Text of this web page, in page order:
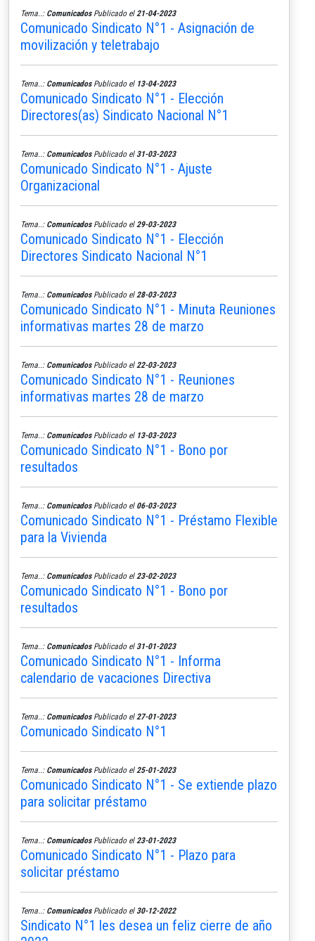
Tema..: ComunicadosPublicado el 21-04-2023
Comunicado Sindicato N°1 - Asignación de
movilización y teletrabajo
Tema..: ComunicadosPublicado el 13-04-2023
Comunicado Sindicato N°1 - Elección
Directores(as) Sindicato Nacional N°1
Tema..: ComunicadosPublicado el 31-03-2023
Comunicado Sindicato N°1 - Ajuste
Organizacional
Tema..: ComunicadosPublicado el 29-03-2023
Comunicado Sindicato N°1 - Elección
Directores Sindicato Nacional N°1
Tema..: ComunicadosPublicado el 28-03-2023
Comunicado Sindicato N°1 - Minuta Reuniones
informativas martes 28 de marzo
Tema..: ComunicadosPublicado el 22-03-2023
Comunicado Sindicato N°1 - Reuniones
informativas martes 28 de marzo
Tema..: ComunicadosPublicado el 13-03-2023
Comunicado Sindicato N°1 - Bono por
resultados
Tema..: ComunicadosPublicado el 06-03-2023
Comunicado Sindicato N°1 - Préstamo Flexible
para la Vivienda
Tema..: ComunicadosPublicado el 23-02-2023
Comunicado Sindicato N°1 - Bono por
resultados
Tema..: ComunicadosPublicado el 31-01-2023
Comunicado Sindicato N°1 - Informa
calendario de vacaciones Directiva
Tema..: ComunicadosPublicado el 27-01-2023
Comunicado Sindicato N°1
Tema..: ComunicadosPublicado el 25-01-2023
Comunicado Sindicato N°1 - Se extiende plazo
para solicitar préstamo
Tema..: ComunicadosPublicado el 23-01-2023
Comunicado Sindicato N°1 - Plazo para
solicitar préstamo
Tema..: ComunicadosPublicado el 30-12-2022
Sindicato N°1 les desea un feliz cierre de año